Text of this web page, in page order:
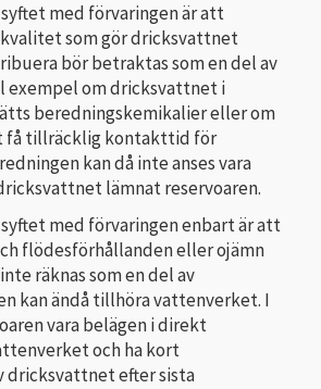
syftet med förvaringen är att
som gör dricksvattnet
bör betraktas som en del av
exempel om dricksvattnet i
beredningskemikalier eller om
få tillräcklig kontakttid för
kan då inte anses vara
lämnat reservoaren.
syftet med förvaringen enbart är att
flödesförhållanden eller ojämn
räknas som en del av
kan ändå tillhöra vattenverket. I
vara belägen i direkt
och ha kort
dricksvattnet efter sista